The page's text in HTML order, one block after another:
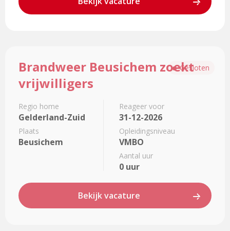
Brandweer Beusichem zoekt
vrijwilligers
Regio home
Gelderland-Zuid
Plaats
Beusichem
Reageer voor
31-12-2026
Opleidingsniveau
VMBO
Aantal uur
0 uur
Bekijk vacature
Gesloten
meer
Brandweer
Beusichem
zoekt
vrijwilligers